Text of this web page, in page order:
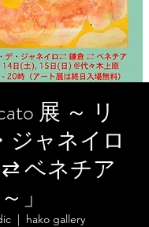
展 ～ リ
ジャネイロ
ベネチア
～」
  |
hako gallery